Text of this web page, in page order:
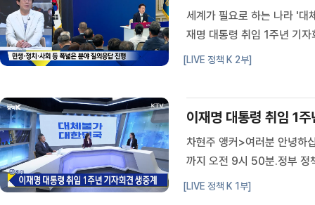
세계가 필요로 하는 나라 '
재명 대통령 취임 1주년 기자
은?Q. 국민주권정부 출범 1
[LIVE 정책 K 2부]
이재명 대통령 취임 1
차현주 앵커>여러분 안녕하
까지 오전 9시 50분.정부 정
통령이 청와대 영빈관에서
[LIVE 정책 K 1부]